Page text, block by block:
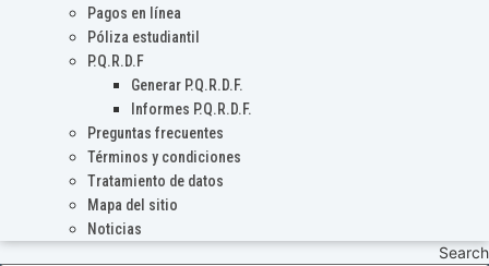
Pagos en línea
Póliza estudiantil
P.Q.R.D.F
Generar P.Q.R.D.F.
Informes P.Q.R.D.F.
Preguntas frecuentes
Términos y condiciones
Tratamiento de datos
Mapa del sitio
Noticias
Search